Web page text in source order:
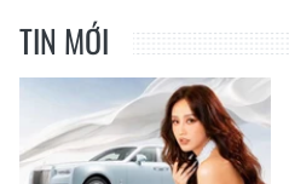
TIN MỚI